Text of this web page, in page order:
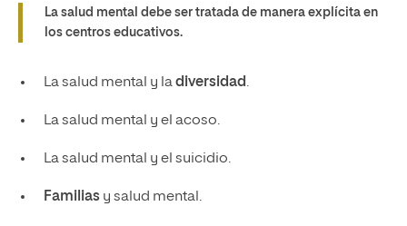
La salud mental debe ser tratada de manera explícita en
los centros educativos.
La salud mental y ladiversidad.
La salud mental y el acoso.
La salud mental y el suicidio.
Familiasy salud mental.